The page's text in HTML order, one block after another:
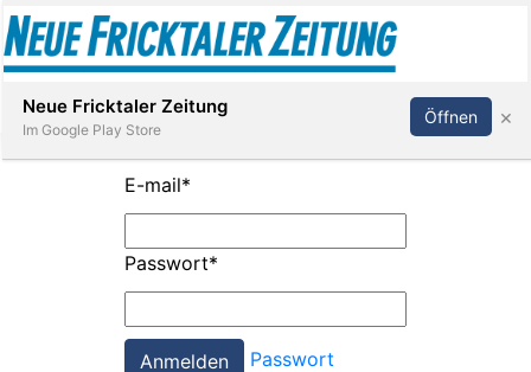
Abonnieren Anmelden
E-mail*
Passwort*
Passwort
Neue Fricktaler Zeitung
Im Google Play Store
Öffnen ×